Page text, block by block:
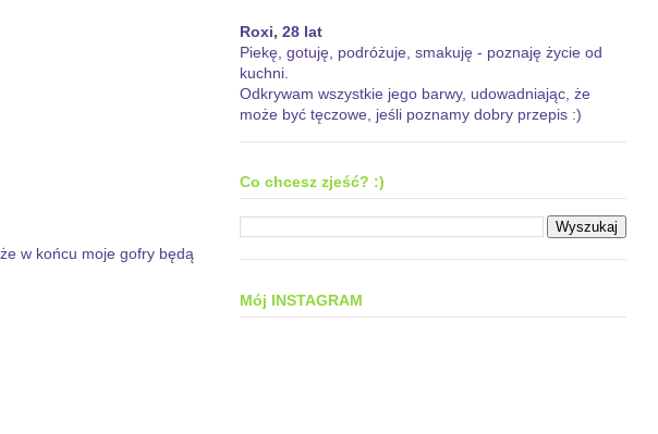
w końcu moje gofry będą
Roxi, 28 lat
Piekę, gotuję, podróżuje, smakuję - poznaję życie od
kuchni.
Odkrywam wszystkie jego barwy, udowadniając, że
może być tęczowe, jeśli poznamy dobry przepis :)
Co chcesz zjeść? :)
Mój INSTAGRAM